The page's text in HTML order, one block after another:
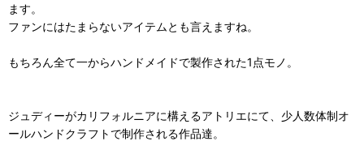
ます。
ファンにはたまらないアイテムとも言えますね。
もちろん全て一からハンドメイドで製作された1点モノ。
ジュディーがカリフォルニアに構えるアトリエにて、少人数体制オ
ールハンドクラフトで制作される作品達。